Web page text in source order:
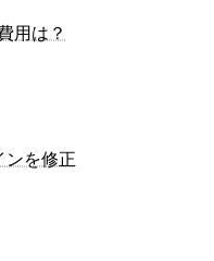
用は？
ンを修正